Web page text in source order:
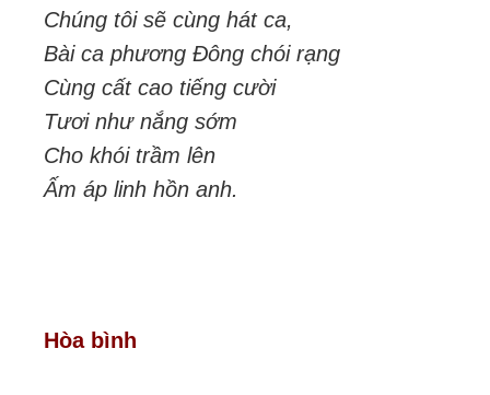
Chúng tôi sẽ cùng hát ca,
Bài ca phương Đông chói rạng
Cùng cất cao tiếng cười
Tươi như nắng sớm
Cho khói trầm lên
Ấm áp linh hồn anh.
Hòa bình